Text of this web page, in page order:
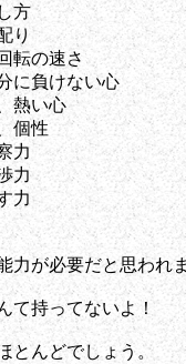
方
の速さ
負けない心
い心
性
力
力
力
必要だと思われ
持ってないよ！
んどでしょう。